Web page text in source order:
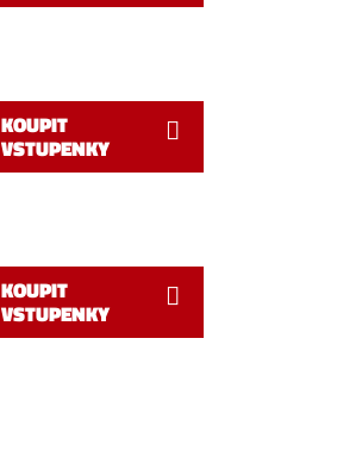
KOUPIT
VSTUPENKY
KOUPIT
VSTUPENKY